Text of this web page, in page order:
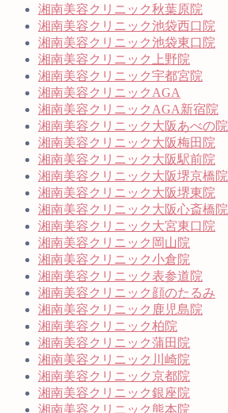
湘南美容クリニック秋葉原院
湘南美容クリニック池袋西口院
湘南美容クリニック池袋東口院
湘南美容クリニック上野院
湘南美容クリニック宇都宮院
湘南美容クリニックAGA
湘南美容クリニックAGA新宿院
湘南美容クリニック大阪あべの院
湘南美容クリニック大阪梅田院
湘南美容クリニック大阪駅前院
湘南美容クリニック大阪堺京橋院
湘南美容クリニック大阪堺東院
湘南美容クリニック大阪心斎橋院
湘南美容クリニック大宮東口院
湘南美容クリニック岡山院
湘南美容クリニック小倉院
湘南美容クリニック表参道院
湘南美容クリニック顔のたるみ
湘南美容クリニック鹿児島院
湘南美容クリニック柏院
湘南美容クリニック蒲田院
湘南美容クリニック川崎院
湘南美容クリニック京都院
湘南美容クリニック銀座院
湘南美容クリニック熊本院